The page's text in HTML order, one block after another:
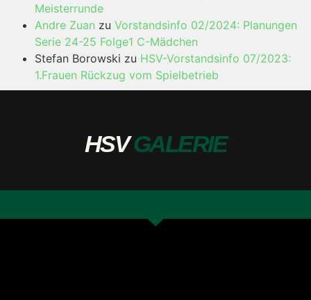
Meisterrunde
Andre Zuan zu Vorstandsinfo 02/2024: Planungen
Serie 24-25 Folge1 C-Mädchen
Stefan Borowski zu HSV-Vorstandsinfo 07/2023:
1.Frauen Rückzug vom Spielbetrieb
HSVGALERIE